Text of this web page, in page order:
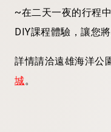
~在二天一夜的行程
DIY課程體驗，讓您
詳情請洽遠雄海洋公
城。